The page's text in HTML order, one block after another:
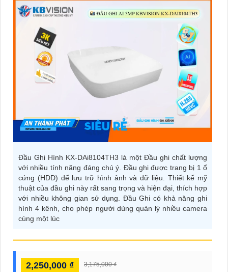
Đầu Ghi Hình KX-DAi8104TH3 là một Đầu ghi chất lượng
với nhiều tính năng đáng chú ý. Đầu ghi được trang bị 1 ổ
cứng (HDD) để lưu trữ hình ảnh và dữ liệu. Thiết kế mỹ
thuật của đầu ghi này rất sang trọng và hiện đại, thích hợp
với nhiều không gian sử dụng. Đầu Ghi có khả năng ghi
hình 4 kênh, cho phép người dùng quản lý nhiều camera
cùng một lúc
2,250,000 ₫ 3,175,000 ₫